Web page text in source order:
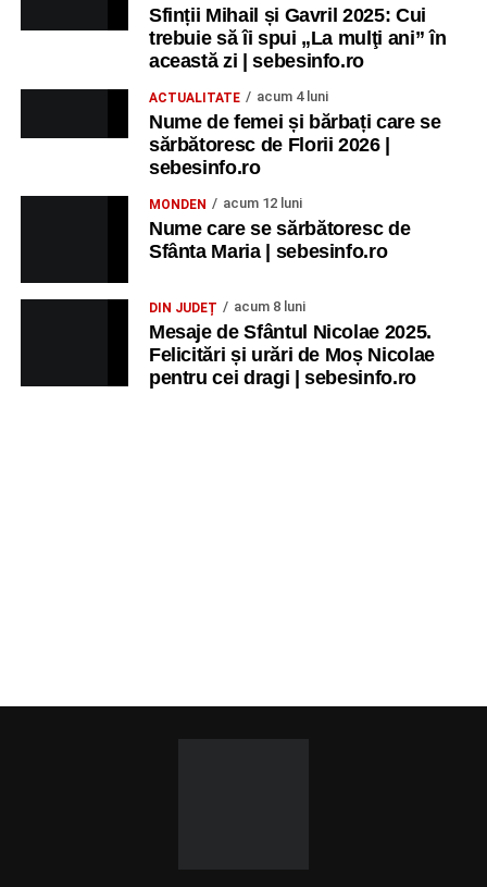
Sfinții Mihail și Gavril 2025: Cui
trebuie să îi spui „La mulţi ani” în
această zi | sebesinfo.ro
ACTUALITATE acum 4 luni
Nume de femei și bărbați care se
sărbătoresc de Florii 2026 |
sebesinfo.ro
MONDEN acum 12 luni
Nume care se sărbătoresc de
Sfânta Maria | sebesinfo.ro
DIN JUDEȚ acum 8 luni
Mesaje de Sfântul Nicolae 2025.
Felicitări și urări de Moș Nicolae
pentru cei dragi | sebesinfo.ro